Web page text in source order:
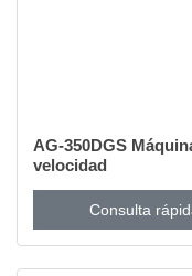
AG-350DGS
velocidad
Consulta